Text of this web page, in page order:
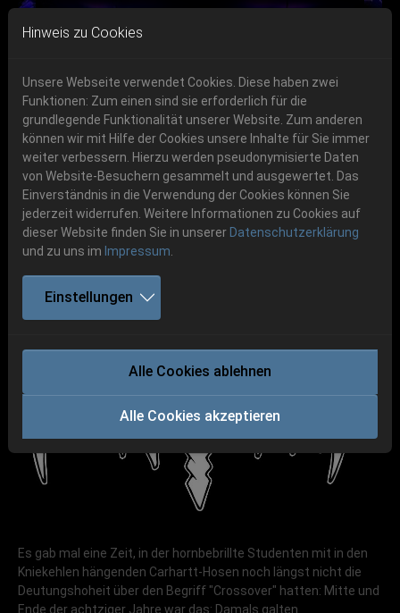
Skip to main navigation
Skip to main content
Skip to page footer
06.-08. August 2026
Schlotheim, Flugplatz Obermehler
Previous Next
CANCELED! -WEHRMACHT
Es gab mal eine Zeit, in der hornbebrillte Studenten mit in den
Kniekehlen hängenden Carhartt-Hosen noch längst nicht die
Deutungshoheit über den Begriff "Crossover" hatten: Mitte und
Ende der achtziger Jahre war das: Damals galten
Hinweis zu Cookies
Unsere Webseite verwendet Cookies. Diese haben zwei
Funktionen: Zum einen sind sie erforderlich für die
grundlegende Funktionalität unserer Website. Zum anderen
können wir mit Hilfe der Cookies unsere Inhalte für Sie immer
weiter verbessern. Hierzu werden pseudonymisierte Daten
von Website-Besuchern gesammelt und ausgewertet. Das
Einverständnis in die Verwendung der Cookies können Sie
jederzeit widerrufen. Weitere Informationen zu Cookies auf
dieser Website finden Sie in unserer Datenschutzerklärung
und zu uns im Impressum
Einstellungen
Alle Cookies ablehnen
Alle Cookies akzeptieren